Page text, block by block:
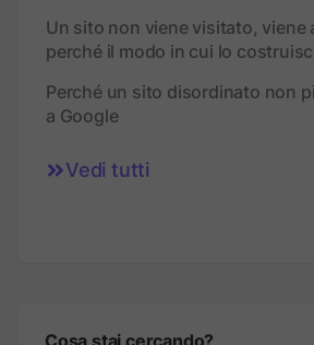
Un sito non viene visitato, viene
perché il modo in cui lo
Perché un sito disordinato non
a Google
Vedi tutti